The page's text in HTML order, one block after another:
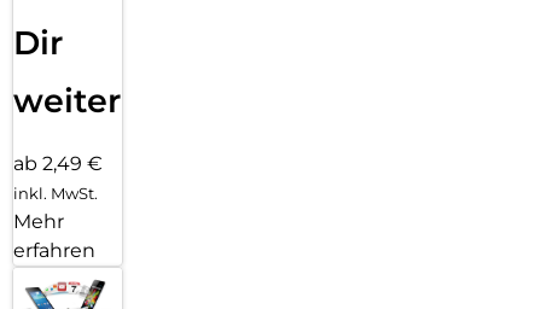
Dir
weiter
ab 2,49 €
inkl. MwSt.
Mehr
erfahren